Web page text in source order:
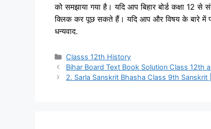
को समझाया गया है। यदि आप बिहार बोर्ड कक्षा 12 से
क्लिक कर पूछ सकते हैं। यदि आप और विषय के बारे में
धन्‍यवाद.
Categories
Classs 12th History
Bihar Board Text Book Solution Class 12th
2. Sarla Sanskrit Bhasha Class 9th Sanskrit |